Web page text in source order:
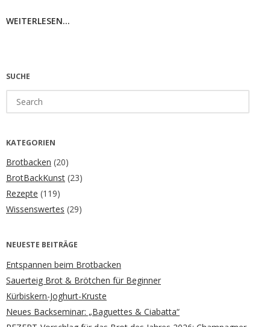
WEITERLESEN...
SUCHE
for:
KATEGORIEN
Brotbacken (20)
BrotBackKunst (23)
Rezepte (119)
Wissenswertes (29)
NEUESTE BEITRÄGE
Entspannen beim Brotbacken
Sauerteig Brot & Brötchen für Beginner
Kürbiskern-Joghurt-Kruste
Neues Backseminar: „Baguettes & Ciabatta“